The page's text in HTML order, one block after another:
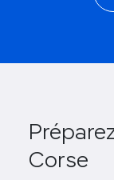
Corse